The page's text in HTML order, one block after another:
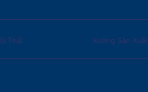
Thất Xưởng Sản Xuất